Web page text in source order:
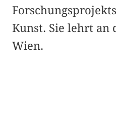
Kunst. Sie lehrt an
Wien.